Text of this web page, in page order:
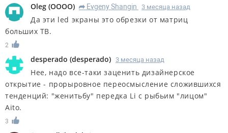
Oleg (OOOO) R Evgeny Shangin 3 месяца назад
Да эти led экраны это обрезки от матриц
больших ТВ.
2
desperado (desperado) 3 месяца назад
Нее, надо все-таки заценить дизайнерское
открытие - прорыровное переосмысление сложившихся
тенденций: "женитьбу" передка Li с рыбьим "лицом"
Aito.
3